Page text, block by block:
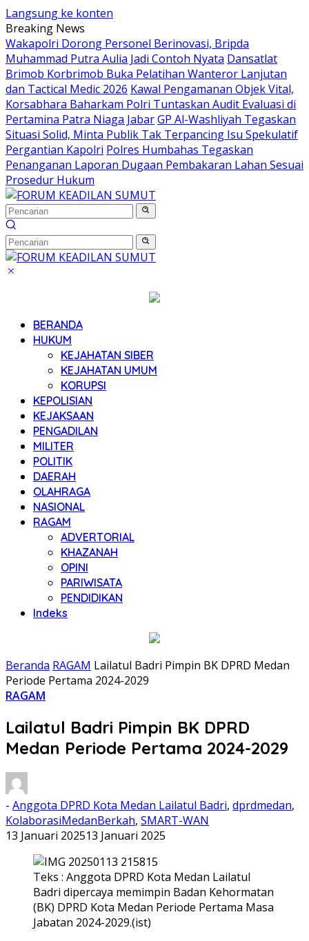
Langsung ke konten
Breaking News
Wakapolri Dorong Personel Berinovasi, Bripda
Muhammad Putra Aulia Jadi Contoh Nyata Dansatlat
Brimob Korbrimob Buka Pelatihan Wanteror Lanjutan
dan Tactical Medic 2026 Kawal Pengamanan Objek Vital,
Korsabhara Baharkam Polri Tuntaskan Audit Evaluasi di
Pertamina Patra Niaga JabarGP Al-Washliyah Tegaskan
Situasi Solid, Minta Publik Tak Terpancing Isu Spekulatif
Pergantian Kapolri Polres Humbahas Tegaskan
Penanganan Laporan Dugaan Pembakaran Lahan Sesuai
Prosedur Hukum
BERANDA
HUKUM
KEJAHATAN SIBER
KEJAHATAN UMUM
KORUPSI
KEPOLISIAN
KEJAKSAAN
PENGADILAN
MILITER
POLITIK
DAERAH
OLAHRAGA
NASIONAL
RAGAM
ADVERTORIAL
KHAZANAH
OPINI
PARIWISATA
PENDIDIKAN
Indeks
Beranda RAGAM Lailatul Badri Pimpin BK DPRD Medan
Periode Pertama 2024-2029
RAGAM
Lailatul Badri Pimpin BK DPRD
Medan Periode Pertama 2024-2029
- Anggota DPRD Kota Medan Lailatul Badri, dprdmedan,
KolaborasiMedanBerkah, SMART-WAN
13 Januari 202513 Januari 2025
Teks : Anggota DPRD Kota Medan Lailatul
Badri dipercaya memimpin Badan Kehormatan
(BK) DPRD Kota Medan Periode Pertama Masa
Jabatan 2024-2029.(ist)